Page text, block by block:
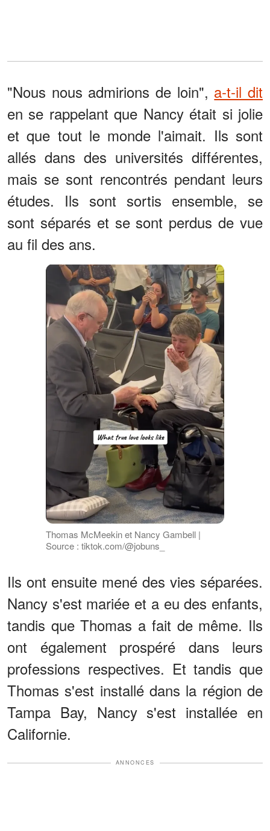
"Nous nous admirions de loin", a-t-il dit
en se rappelant que Nancy était si jolie
et que tout le monde l'aimait. Ils sont
allés dans des universités différentes,
mais se sont rencontrés pendant leurs
études. Ils sont sortis ensemble, se
sont séparés et se sont perdus de vue
au fil des ans.
Thomas McMeekin et Nancy Gambell |
Source : tiktok.com/@jobuns_
Ils ont ensuite mené des vies séparées.
Nancy s'est mariée et a eu des enfants,
tandis que Thomas a fait de même. Ils
ont également prospéré dans leurs
professions respectives. Et tandis que
Thomas s'est installé dans la région de
Tampa Bay, Nancy s'est installée en
Californie.
ANNONCES